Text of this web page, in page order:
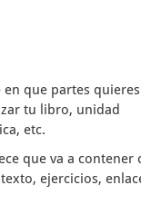
en que partes quieres
tu libro, unidad
etc.
que va a contener
ejercicios,